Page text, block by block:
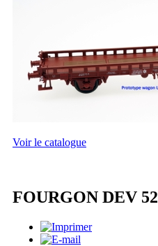
Voir le catalogue
FOURGON DEV 52